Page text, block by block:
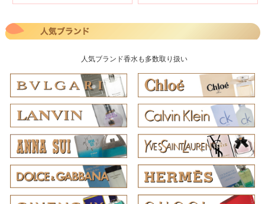
人気ブランド香水も多数取り扱い